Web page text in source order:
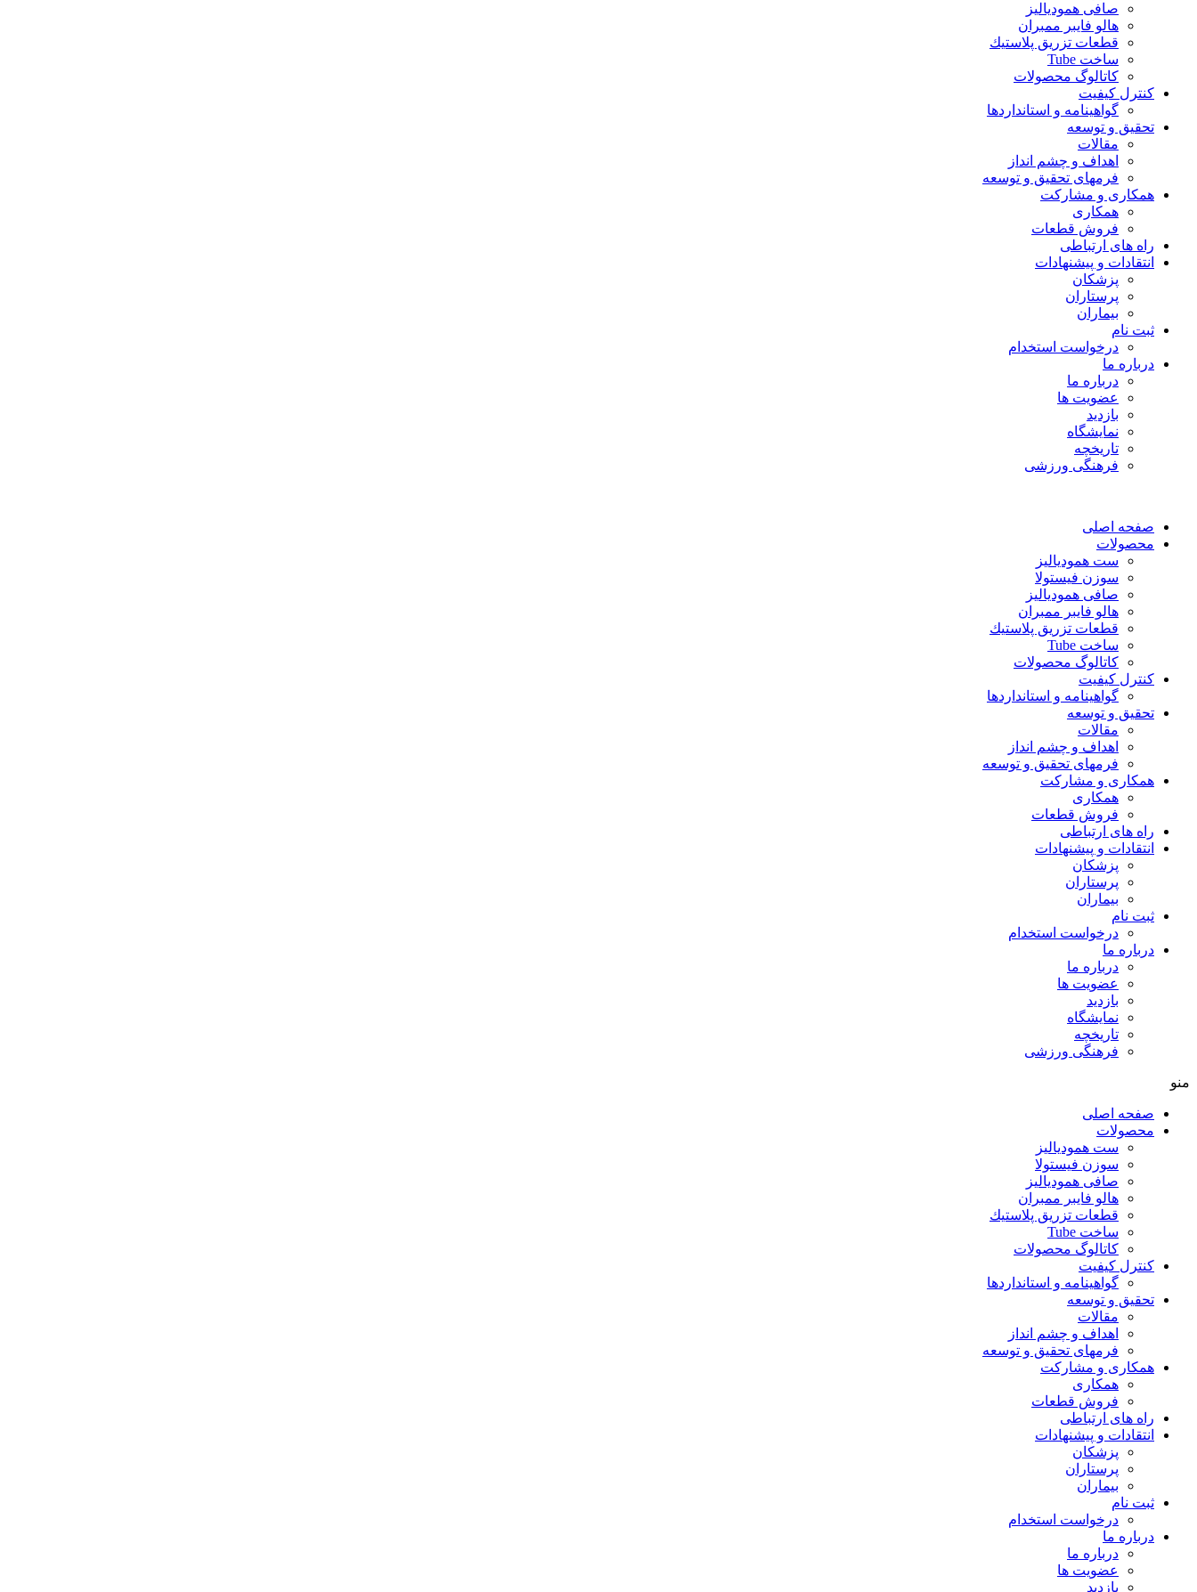
صافی همودیالیز
هالو فایبر ممبران
قطعات تزريق پلاستيك
ساخت Tube
کاتالوگ محصولات
کنترل کیفیت
گواهينامه و استانداردها
تحقيق و توسعه
مقالات
اهداف و چشم انداز
فرمهای تحقیق و توسعه
همکاری و مشارکت
همکاری
فروش قطعات
راه های ارتباطی
انتقادات و پيشنهادات
پزشكان
پرستاران
بيماران
ثبت نام
درخواست استخدام
درباره ما
درباره ما
عضویت ها
بازدید
نمایشگاه
تاريخچه
فرهنگی ورزشی
صفحه اصلی
محصولات
ست همودیالیز
سوزن فیستولا
صافی همودیالیز
هالو فایبر ممبران
قطعات تزريق پلاستيك
ساخت Tube
کاتالوگ محصولات
کنترل کیفیت
گواهينامه و استانداردها
تحقيق و توسعه
مقالات
اهداف و چشم انداز
فرمهای تحقیق و توسعه
همکاری و مشارکت
همکاری
فروش قطعات
راه های ارتباطی
انتقادات و پيشنهادات
پزشكان
پرستاران
بيماران
ثبت نام
درخواست استخدام
درباره ما
درباره ما
عضویت ها
بازدید
نمایشگاه
تاريخچه
فرهنگی ورزشی
منو
صفحه اصلی
محصولات
ست همودیالیز
سوزن فیستولا
صافی همودیالیز
هالو فایبر ممبران
قطعات تزريق پلاستيك
ساخت Tube
کاتالوگ محصولات
کنترل کیفیت
گواهينامه و استانداردها
تحقيق و توسعه
مقالات
اهداف و چشم انداز
فرمهای تحقیق و توسعه
همکاری و مشارکت
همکاری
فروش قطعات
راه های ارتباطی
انتقادات و پيشنهادات
پزشكان
پرستاران
بيماران
ثبت نام
درخواست استخدام
درباره ما
درباره ما
عضویت ها
بازدید